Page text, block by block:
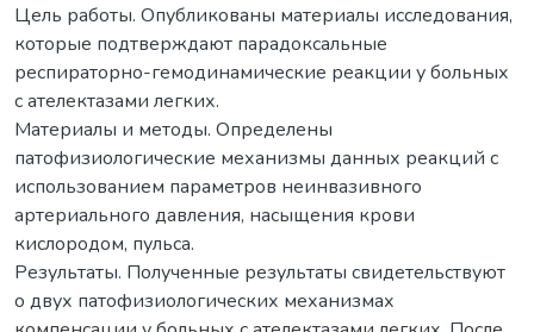
Цель работы. Опубликованы материалы исследования,
которые подтверждают парадоксальные
респираторно-гемодинамические реакции у больных
с ателектазами легких.
Материалы и методы. Определены
патофизиологические механизмы данных реакций с
использованием параметров неинвазивного
артериального давления, насыщения крови
кислородом, пульса.
Результаты. Полученные результаты свидетельствуют
о двух патофизиологических механизмах